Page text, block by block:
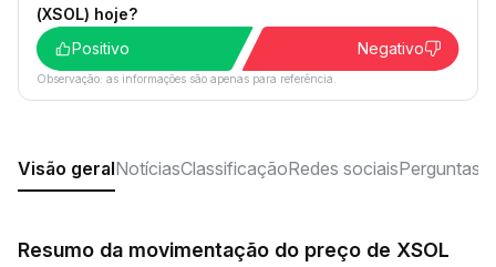
(XSOL) hoje?
Positivo
Negativo
Observação: as informações são apenas para referência.
Visão geralNotíciasClassificaçãoRedes sociaisPerguntas
Resumo da movimentação do preço de XSOL